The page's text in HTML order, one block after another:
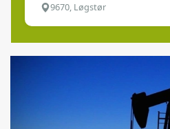
9670, Løgstør